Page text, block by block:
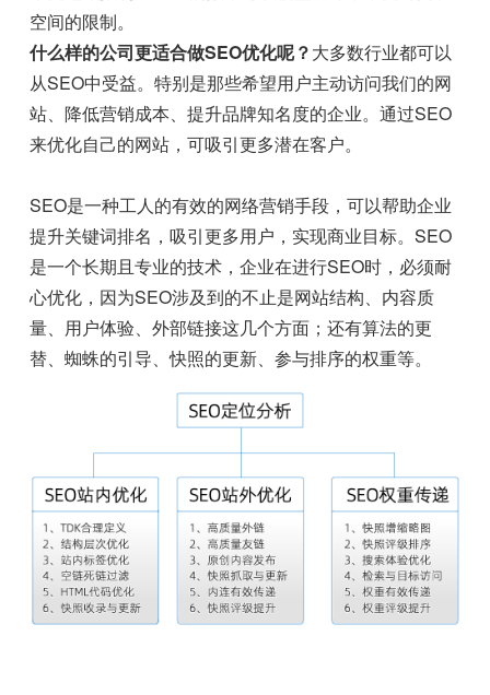
空间的限制。
什么样的公司更适合做SEO优化呢？大多数行业都可以
从SEO中受益。特别是那些希望用户主动访问我们的网
站、降低营销成本、提升品牌知名度的企业。通过SEO
来优化自己的网站，可吸引更多潜在客户。
SEO是一种工人的有效的网络营销手段，可以帮助企业
提升关键词排名，吸引更多用户，实现商业目标。SEO
是一个长期且专业的技术，企业在进行SEO时，必须耐
心优化，因为SEO涉及到的不止是网站结构、内容质
量、用户体验、外部链接这几个方面；还有算法的更
替、蜘蛛的引导、快照的更新、参与排序的权重等。